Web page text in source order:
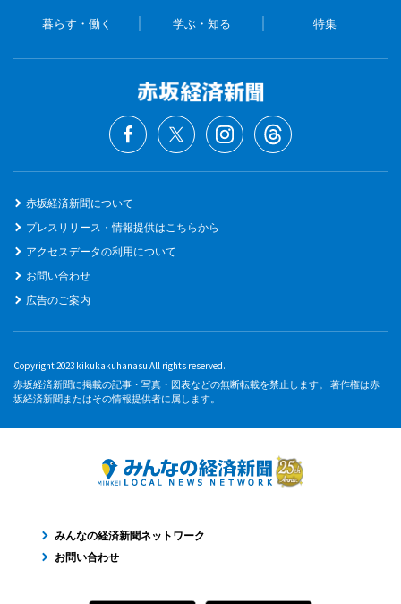
暮らす・働く 学ぶ・知る 特集
赤坂経済新聞について
プレスリリース・情報提供はこちらから
アクセスデータの利用について
お問い合わせ
広告のご案内
Copyright 2023 kikukakuhanasu All rights reserved.
赤坂経済新聞に掲載の記事・写真・図表などの無断転載を禁止します。 著作権は赤
坂経済新聞またはその情報提供者に属します。
みんなの経済新聞ネットワーク
お問い合わせ